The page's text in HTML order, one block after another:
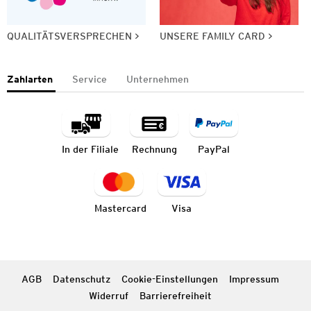
QUALITÄTSVERSPRECHEN UNSERE FAMILY CARD
Zahlarten Service Unternehmen
In der Filiale Rechnung PayPal
Mastercard Visa
AGB Datenschutz Cookie-Einstellungen
Impressum
Widerruf
Barrierefreiheit